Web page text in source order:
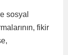
sosyal
fikir